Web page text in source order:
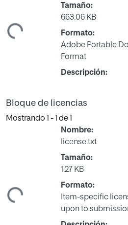
Tamaño:
663.06 KB
Formato:
Adobe Portable
Format
Descripción:
Bloque de licencias
Mostrando 1 - 1 de 1
Nombre:
license.txt
Tamaño:
1.27 KB
Formato:
Item-specific
upon to